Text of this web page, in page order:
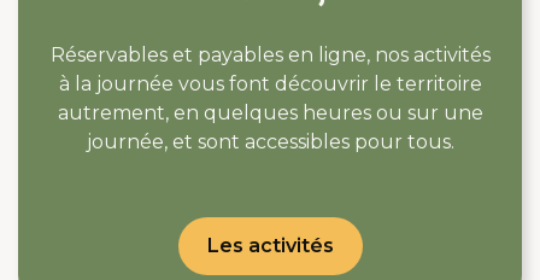
Réservables et payables en ligne, nos activités
à la journée vous font découvrir le territoire
autrement, en quelques heures ou sur une
journée, et sont accessibles pour tous.
Les activités